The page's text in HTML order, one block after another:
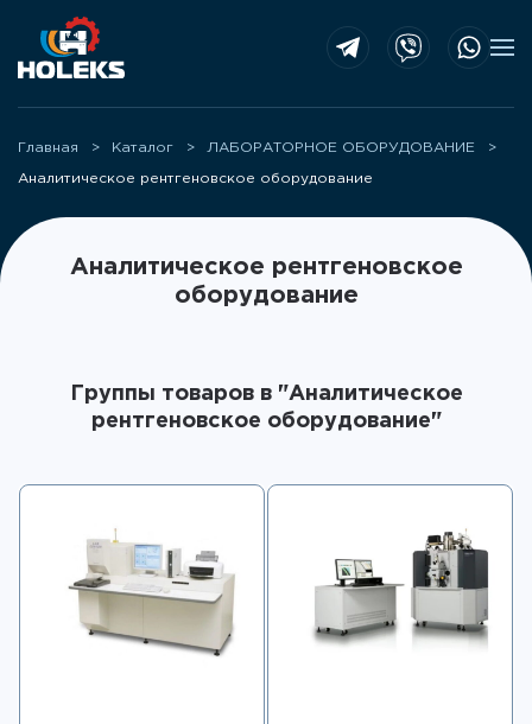
Skip to main content
Главная Каталог ЛАБОРАТОРНОЕ ОБОРУДОВАНИЕ
Аналитическое рентгеновское оборудование
Аналитическое рентгеновское
оборудование
Группы товаров в "Аналитическое
рентгеновское оборудование"